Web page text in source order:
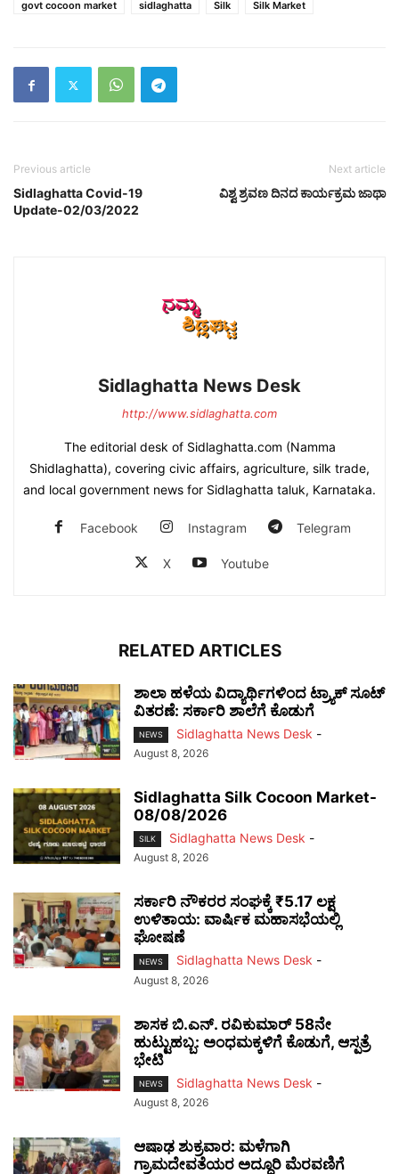
govt cocoon market sidlaghatta Silk Silk Market
Previous article
Sidlaghatta Covid-19
Update-02/03/2022
Next article
ವಿಶ್ವ ಶ್ರವಣ ದಿನದ ಕಾರ್ಯಕ್ರಮ ಜಾಥಾ
Sidlaghatta News Desk
http://www.sidlaghatta.com
The editorial desk of Sidlaghatta.com (Namma
Shidlaghatta), covering civic affairs, agriculture, silk trade,
and local government news for Sidlaghatta taluk, Karnataka.
Facebook Instagram Telegram
X Youtube
RELATED ARTICLES
ಶಾಲಾ ಹಳೆಯ ವಿದ್ಯಾರ್ಥಿಗಳಿಂದ ಟ್ರ್ಯಾಕ್‌ ಸೂಟ್
ವಿತರಣೆ: ಸರ್ಕಾರಿ ಶಾಲೆಗೆ ಕೊಡುಗೆ
NEWS Sidlaghatta News Desk -
August 8, 2026
Sidlaghatta Silk Cocoon Market-
08/08/2026
SILK Sidlaghatta News Desk -
August 8, 2026
ಸರ್ಕಾರಿ ನೌಕರರ ಸಂಘಕ್ಕೆ ₹5.17 ಲಕ್ಷ
ಉಳಿತಾಯ: ವಾರ್ಷಿಕ ಮಹಾಸಭೆಯಲ್ಲಿ
ಘೋಷಣೆ
NEWS Sidlaghatta News Desk -
August 8, 2026
ಶಾಸಕ ಬಿ.ಎನ್. ರವಿಕುಮಾರ್ 58ನೇ
ಹುಟ್ಟುಹಬ್ಬ: ಅಂಧಮಕ್ಕಳಿಗೆ ಕೊಡುಗೆ, ಆಸ್ಪತ್ರೆ
ಭೇಟಿ
NEWS Sidlaghatta News Desk -
August 8, 2026
ಆಷಾಢ ಶುಕ್ರವಾರ: ಮಳೆಗಾಗಿ
ಗ್ರಾಮದೇವತೆಯರ ಅದ್ದೂರಿ ಮೆರವಣಿಗೆ